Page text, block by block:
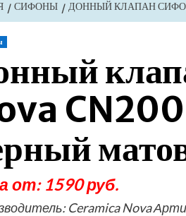
СИФОНЫ ДОННЫЙ КЛАПАН
от: 1590 руб.
Ceramica Nova